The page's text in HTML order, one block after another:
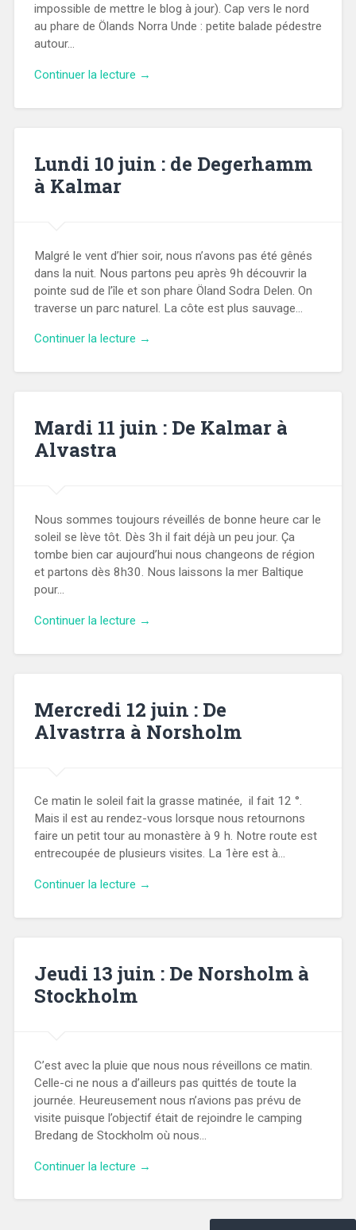
impossible de mettre le blog à jour). Cap vers le nord
au phare de Ölands Norra Unde : petite balade pédestre
autour…
Continuer la lecture →
Lundi 10 juin : de Degerhamm
à Kalmar
Malgré le vent d’hier soir, nous n’avons pas été gênés
dans la nuit. Nous partons peu après 9h découvrir la
pointe sud de l’île et son phare Öland Sodra Delen. On
traverse un parc naturel. La côte est plus sauvage…
Continuer la lecture →
Mardi 11 juin : De Kalmar à
Alvastra
Nous sommes toujours réveillés de bonne heure car le
soleil se lève tôt. Dès 3h il fait déjà un peu jour. Ça
tombe bien car aujourd’hui nous changeons de région
et partons dès 8h30. Nous laissons la mer Baltique
pour…
Continuer la lecture →
Mercredi 12 juin : De
Alvastrra à Norsholm
Ce matin le soleil fait la grasse matinée, il fait 12 °.
Mais il est au rendez-vous lorsque nous retournons
faire un petit tour au monastère à 9 h. Notre route est
entrecoupée de plusieurs visites. La 1ère est à…
Continuer la lecture →
Jeudi 13 juin : De Norsholm à
Stockholm
C’est avec la pluie que nous nous réveillons ce matin.
Celle-ci ne nous a d’ailleurs pas quittés de toute la
journée. Heureusement nous n’avions pas prévu de
visite puisque l’objectif était de rejoindre le camping
Bredang de Stockholm où nous…
Continuer la lecture →